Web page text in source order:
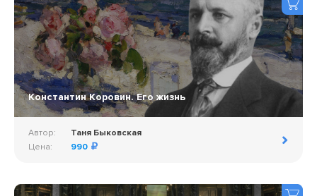
Константин Коровин. Его жизнь
Автор:
Таня Быковская
Цена:
990